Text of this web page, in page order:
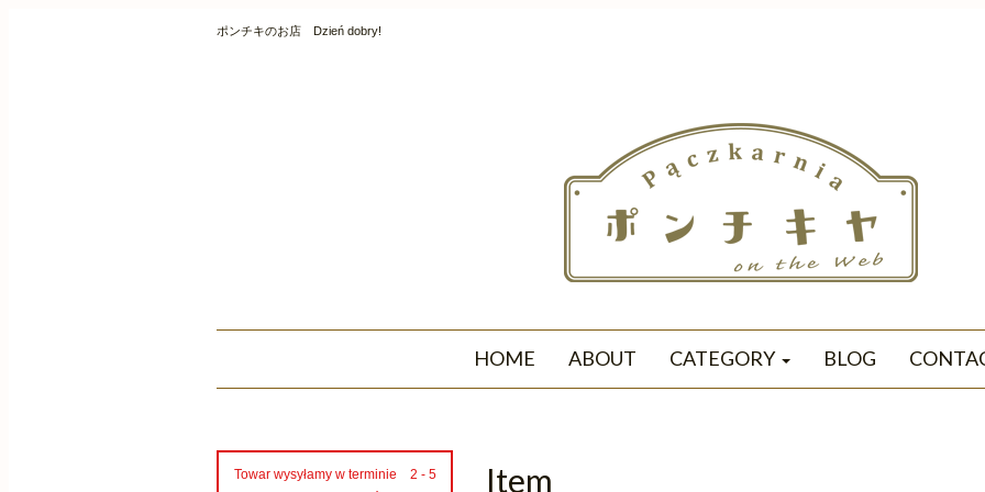
ポンチキのお店 Dzień dobry!
HOME ABOUT CATEGORY BLOG
Item
Towar wysyłamy w terminie 2 - 5